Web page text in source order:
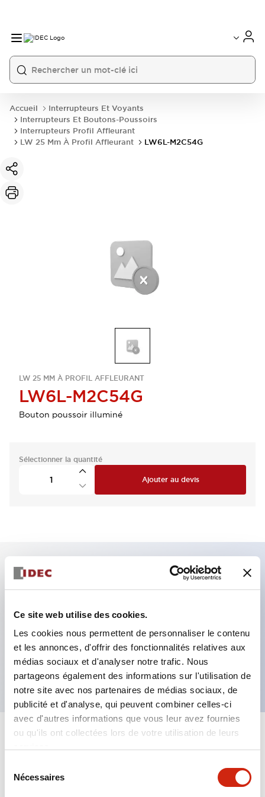
Ce site web utilise des cookies.
Les cookies nous permettent de personnaliser le contenu
et les annonces, d'offrir des fonctionnalités relatives aux
médias sociaux et d'analyser notre trafic. Nous
partageons également des informations sur l'utilisation de
notre site avec nos partenaires de médias sociaux, de
publicité et d'analyse, qui peuvent combiner celles-ci
avec d'autres informations que vous leur avez fournies
ou qu'ils ont collectées lors de votre utilisation de leurs
Nécessaires
Accueil
Interrupteurs Et Voyants
Interrupteurs Et Boutons-Poussoirs
Interrupteurs Profil Affleurant
LW 25 Mm À Profil Affleurant
LW6L-M2C54G
LW 25 MM À PROFIL AFFLEURANT
LW6L-M2C54G
Bouton poussoir illuminé
Sélectionner la quantité
Ajouter au devis
Fixation par regroupement possible
Le commutateur sélecteur avec clé adopte une
structure à goupille à cylindre haute sécurité
La structure de protection est IP65 (IEC60529)
Spécifications